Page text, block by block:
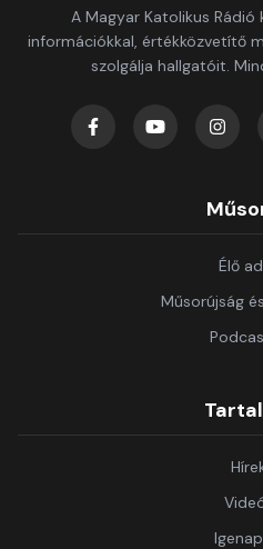
A Magyar Katolikus
információkkal, értékközvetítő
szolgálja hallgatóit.
Élő
Műsorújság